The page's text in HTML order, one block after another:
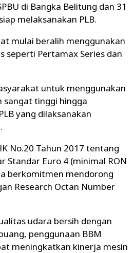
di Bangka Belitung dan 31
melaksanakan PLB.
mulai beralih menggunakan
seperti Pertamax Series dan
untuk menggunakan
sangat tinggi hingga
yang dilaksanakan
No.20 Tahun 2017 tentang
Standar Euro 4 (minimal RON
berkomitmen mendorong
Research Octan Number
udara bersih dengan
penggunaan BBM
meningkatkan kinerja mesin